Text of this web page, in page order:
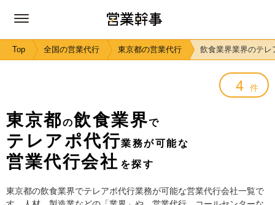
Top 全国の営業代行 東京都の営業代行 飲食業界業界のテレ
4 件
東京都の飲食業界で
テレアポ代行業務が可能な
営業代行会社 を探す
東京都の飲食業界でテレアポ代行業務が可能な営業代行会社一覧で